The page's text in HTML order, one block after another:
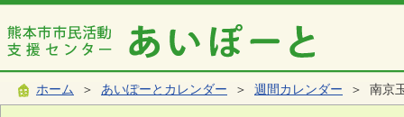
ホーム ＞ あいぽーとカレンダー ＞ 週間カレンダー ＞ 南京